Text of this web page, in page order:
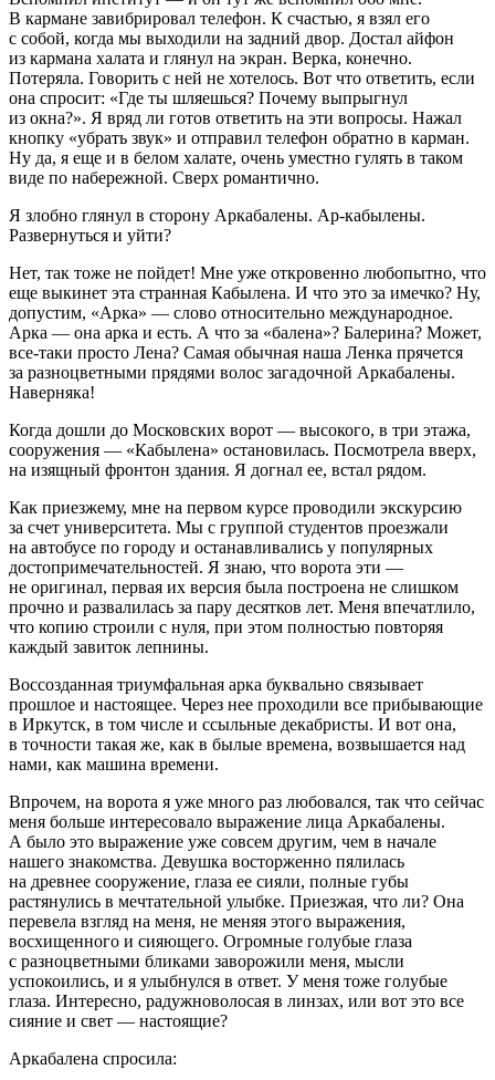
В кармане завибрировал телефон. К счастью, я взял его
с собой, когда мы выходили на задний двор. Достал айфон
из кармана халата и глянул на экран. Верка, конечно.
Потеряла. Говорить с ней не хотелось. Вот что ответить, если
она спросит: «Где ты шляешься? Почему выпрыгнул
из окна?». Я вряд ли готов ответить на эти вопросы. Нажал
кнопку «убрать звук» и отправил телефон обратно в карман.
Ну да, я еще и в белом халате, очень уместно гулять в таком
виде по набережной. Сверх романтично.
Я злобно глянул в сторону Аркабалены. Ар-кабылены.
Развернуться и уйти?
Нет, так тоже не пойдет! Мне уже откровенно любопытно, что
еще выкинет эта странная Кабылена. И что это за имечко? Ну,
допустим, «Арка» — слово относительно международное.
Арка — она арка и есть. А что за «балена»? Балерина? Может,
все-таки просто Лена? Самая обычная наша Ленка прячется
за разноцветными прядями волос загадочной Аркабалены.
Наверняка!
Когда дошли до Московских ворот — высокого, в три этажа,
сооружения — «Кабылена» остановилась. Посмотрела вверх,
на изящный фронтон здания. Я догнал ее, встал рядом.
Как приезжему, мне на первом курсе проводили экскурсию
за счет университета. Мы с группой студентов проезжали
на автобусе по городу и останавливались у популярных
достопримечательностей. Я знаю, что ворота эти —
не оригинал, первая их версия была построена не слишком
прочно и развалилась за пару десятков лет. Меня впечатлило,
что копию строили с нуля, при этом полностью повторяя
каждый завиток лепнины.
Воссозданная триумфальная арка буквально связывает
прошлое и настоящее. Через нее проходили все прибывающие
в Иркутск, в том числе и ссыльные декабристы. И вот она,
в точности такая же, как в былые времена, возвышается над
нами, как машина времени.
Впрочем, на ворота я уже много раз любовался, так что сейчас
меня больше интересовало выражение лица Аркабалены.
А было это выражение уже совсем другим, чем в начале
нашего знакомства. Девушка восторженно пялилась
на древнее сооружение, глаза ее сияли, полные губы
растянулись в мечтательной улыбке. Приезжая, что ли? Она
перевела взгляд на меня, не меняя этого выражения,
восхищенного и сияющего. Огромные голубые глаза
с разноцветными бликами заворожили меня, мысли
успокоились, и я улыбнулся в ответ. У меня тоже голубые
глаза. Интересно, радужноволосая в линзах, или вот это все
сияние и свет — настоящие?
Аркабалена спросила: